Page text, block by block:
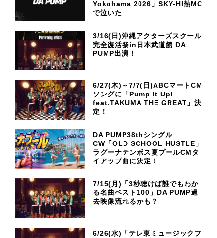
Yokohama 2026」SKY-HI熱MC
で泣いた
3/16(日)沖縄アクターズスクール
完全復活祭in日本武道館 DA
PUMP出演！
6/27(木)～7/7(日)ABCマートCM
ソングに「Pump It Up!
feat.TAKUMA THE GREAT」決
定！
DA PUMP38thシングル
CW「OLD SCHOOL HUSTLE」
ラグーナテンボス夏プールCMタ
イアップ曲に決定！
7/15(月)「3秒聴けば誰でもわか
る名曲ベスト100」DA PUMP過
去映像流れるかも？
6/26(水)「テレ東ミュージックフ